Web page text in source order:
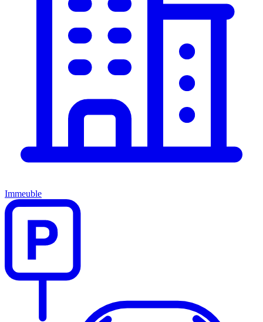
Immeuble